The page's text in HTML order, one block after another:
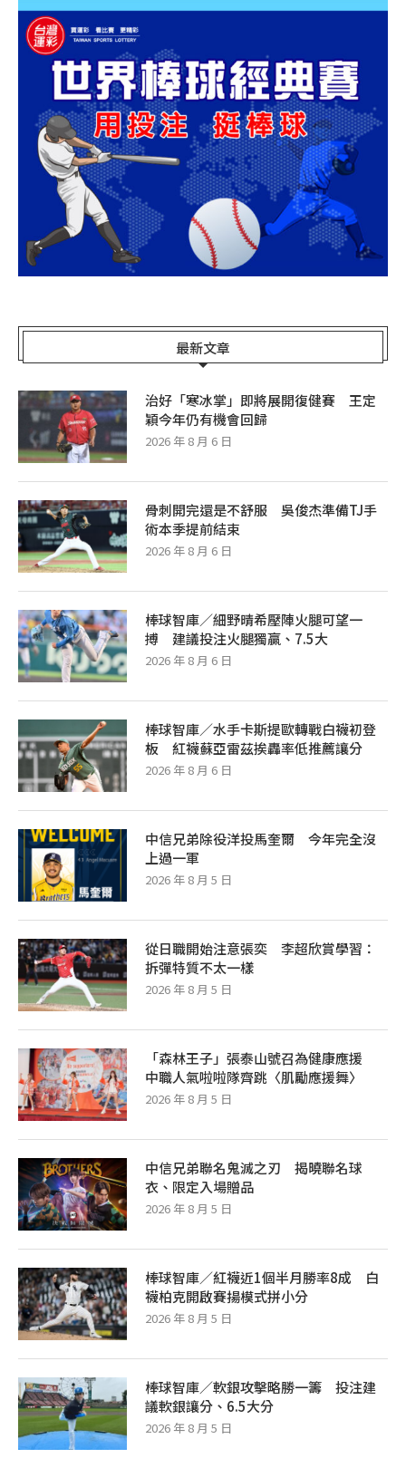
最新文章
治好「寒冰掌」即將展開復健賽 王定
穎今年仍有機會回歸
2026 年 8 月 6 日
骨刺開完還是不舒服 吳俊杰準備TJ手
術本季提前結束
2026 年 8 月 6 日
棒球智庫／細野晴希壓陣火腿可望一
搏 建議投注火腿獨贏、7.5大
2026 年 8 月 6 日
棒球智庫／水手卡斯提歐轉戰白襪初登
板 紅襪蘇亞雷茲挨轟率低推薦讓分
2026 年 8 月 6 日
中信兄弟除役洋投馬奎爾 今年完全沒
上過一軍
2026 年 8 月 5 日
從日職開始注意張奕 李超欣賞學習：
拆彈特質不太一樣
2026 年 8 月 5 日
「森林王子」張泰山號召為健康應援
中職人氣啦啦隊齊跳〈肌勵應援舞〉
2026 年 8 月 5 日
中信兄弟聯名鬼滅之刃 揭曉聯名球
衣、限定入場贈品
2026 年 8 月 5 日
棒球智庫／紅襪近1個半月勝率8成 白
襪柏克開啟賽揚模式拼小分
2026 年 8 月 5 日
棒球智庫／軟銀攻擊略勝一籌 投注建
議軟銀讓分、6.5大分
2026 年 8 月 5 日